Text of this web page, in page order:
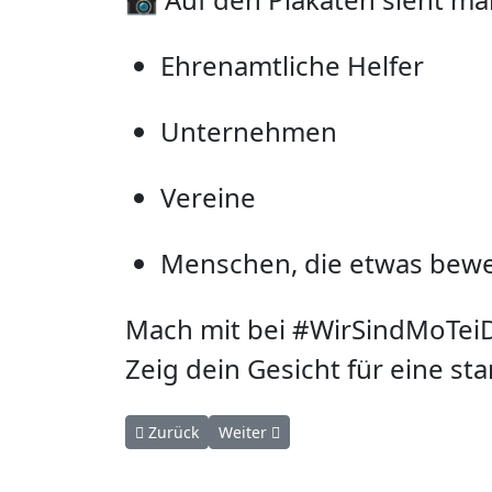
Ehren­amtliche Helfer
Unternehmen
Vereine
Menschen, die etwas
Mach mit bei
Zeig dein Gesicht für eine
Vorheriger Beitrag: April 2025 – Der
Zurück Nächster Beitrag: Februar 2025 -
Weiter